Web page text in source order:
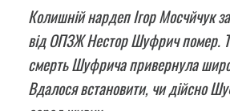
Колишній нардеп Ігор Мосчйчук
від ОПЗЖ Нестор Шуфрич помер.
смерть Шуфрича привернула
Вдалося встановити, чи дійсно